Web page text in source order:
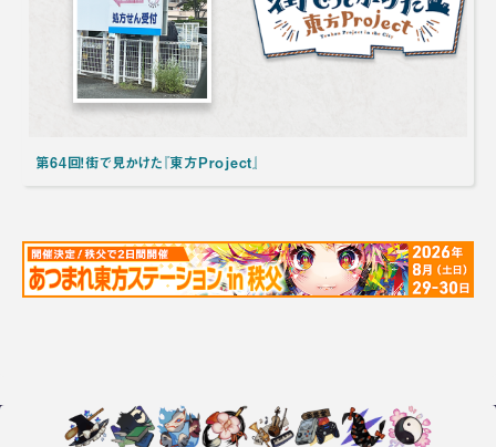
第64回！街で見かけた『東方Project』